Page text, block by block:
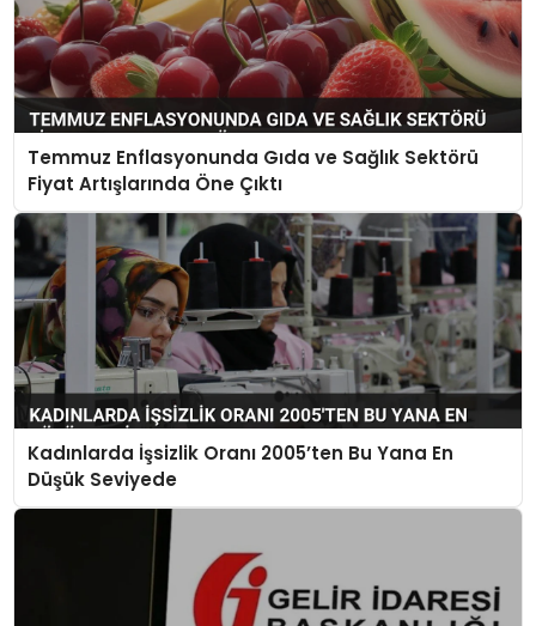
Temmuz Enflasyonunda Gıda ve Sağlık Sektörü
Fiyat Artışlarında Öne Çıktı
Kadınlarda İşsizlik Oranı 2005’ten Bu Yana En
Düşük Seviyede